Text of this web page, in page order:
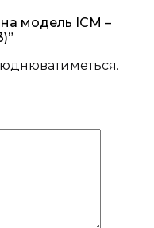
модель ICM –